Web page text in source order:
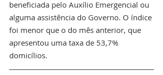
beneficiada pelo Auxílio Emergencial ou
alguma assistência do Governo. O índice
foi menor que o do mês anterior, que
apresentou uma taxa de 53,7%
domicílios.